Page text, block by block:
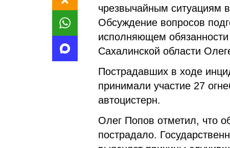
чрезвычайным ситуациям
Обсуждение вопросов
исполняющем
Сахалинской области
Пострадавших в ходе
принимали участие 27
автоцистерн.
Олег Попов отметил, что
пострадало.